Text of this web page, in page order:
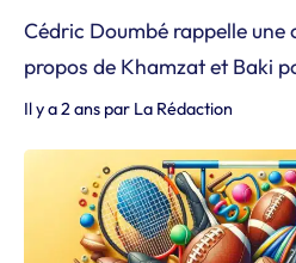
Cédric Doumbé rappelle
propos de Khamzat et Baki
Il y a 2 ans par La Rédaction